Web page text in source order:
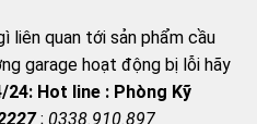
liên quan tới sản phẩm cầu
garage hoạt động bị lỗi hãy
24: Hot line : Phòng Kỹ
; 0338.910.897